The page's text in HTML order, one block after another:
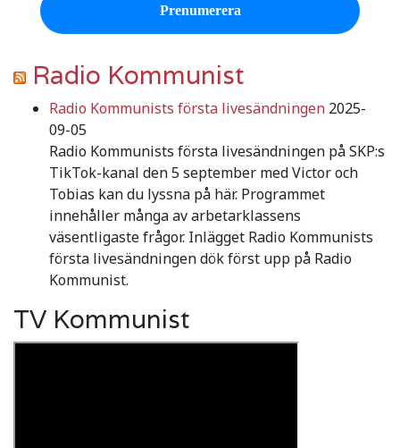
Radio Kommunist
Radio Kommunists första livesändningen 2025-
09-05
Radio Kommunists första livesändningen på SKP:s
TikTok-kanal den 5 september med Victor och
Tobias kan du lyssna på här. Programmet
innehåller många av arbetarklassens
väsentligaste frågor. Inlägget Radio Kommunists
första livesändningen dök först upp på Radio
Kommunist.
TV Kommunist